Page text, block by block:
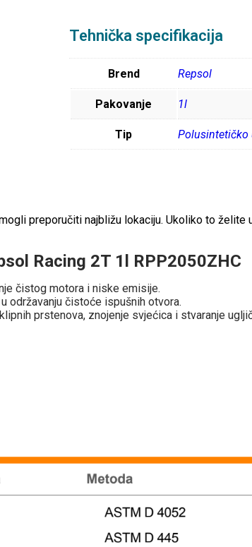
Tehnička specifikacija
Brend Repsol
Pakovanje 1l
Tip Polusintetičko
preporučiti najbližu lokaciju. Ukoliko to želite
Racing 2T 1l RPP2050ZHC
čistog motora i niske emisije.
održavanju čistoće ispušnih otvora.
prstenova, znojenje svjećica i stvaranje